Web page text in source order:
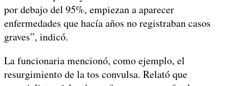
por debajo del 95%, empiezan a aparecer
enfermedades que hacía años no registraban casos
graves”, indicó.
La funcionaria mencionó, como ejemplo, el
resurgimiento de la tos convulsa. Relató que